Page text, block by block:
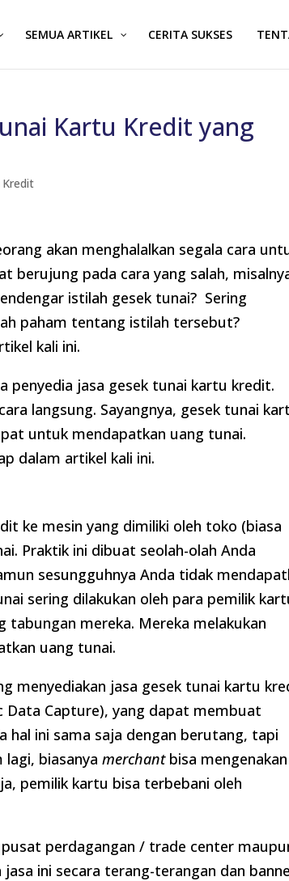
SEMUA ARTIKEL CERITA SUKSES
Kartu Kredit yang
akan menghalalkan segala cara
berujung pada cara yang salah,
istilah gesek tunai? Sering
paham tentang istilah tersebut?
kali ini.
penyedia jasa gesek tunai kartu kredit.
langsung. Sayangnya, gesek tunai
untuk mendapatkan uang tunai.
dalam artikel kali ini.
ke mesin yang dimiliki oleh toko (biasa
Praktik ini dibuat seolah-olah Anda
sesungguhnya Anda tidak
sering dilakukan oleh para pemilik
tabungan mereka. Mereka melakukan
uang tunai.
menyediakan jasa gesek tunai kartu
Data Capture), yang dapat membuat
ini sama saja dengan berutang, tapi
lagi, biasanyamerchantbisa mengenakan
pemilik kartu bisa terbebani oleh
perdagangan / trade center
ini secara terang-terangan dan